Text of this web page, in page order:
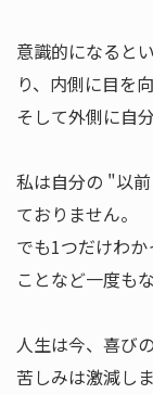
意識的になると
り、内側に目を
そして外側に自
私は自分の "以
ておりません。
でも1つだけわ
ことなど一度も
人生は今、喜びの
苦しみは激減しま